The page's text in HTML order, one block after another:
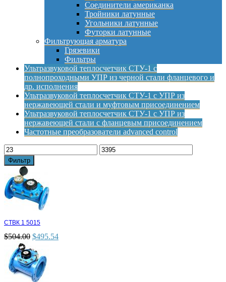
Соединители американка
Тройники латунные
Угольники латунные
Футорки латунные
Фильтрующая арматура
Грязевики
Фильтры
Ультразвуковой теплосчетчик СТУ-1 с
полнопроходными УПР из черной стали фланцевого и
др. исполнения
Ультразвуковой теплосчетчик СТУ-1 с УПР из
нержавеющей стали и муфтовым присоединением
Ультразвуковой теплосчетчик СТУ-1 с УПР из
нержавеющей стали с фланцевым присоединением
Частотные преобразователи advanced control
Фильтр
СТВК 1 5015
$504.00 $495.54